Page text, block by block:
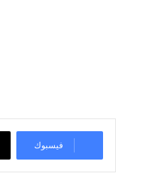
فيسبوك